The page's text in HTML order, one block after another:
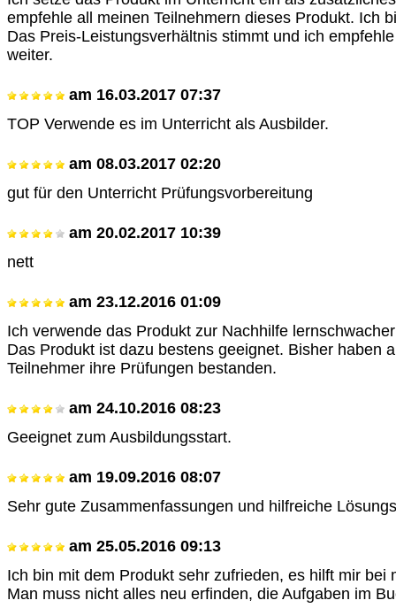
empfehle all meinen Teilnehmern dieses Produkt. Ich
Das Preis-Leistungsverhältnis stimmt und ich
weiter.
am 16.03.2017 07:37
TOP Verwende es im Unterricht als Ausbilder.
am 08.03.2017 02:20
gut für den Unterricht Prüfungsvorbereitung
am 20.02.2017 10:39
nett
am 23.12.2016 01:09
Ich verwende das Produkt zur Nachhilfe
Das Produkt ist dazu bestens geeignet. Bisher haben
Teilnehmer ihre Prüfungen bestanden.
am 24.10.2016 08:23
Geeignet zum Ausbildungsstart.
am 19.09.2016 08:07
Sehr gute Zusammenfassungen und hilfreiche
am 25.05.2016 09:13
Ich bin mit dem Produkt sehr zufrieden, es hilft mir bei
Man muss nicht alles neu erfinden, die Aufgaben im